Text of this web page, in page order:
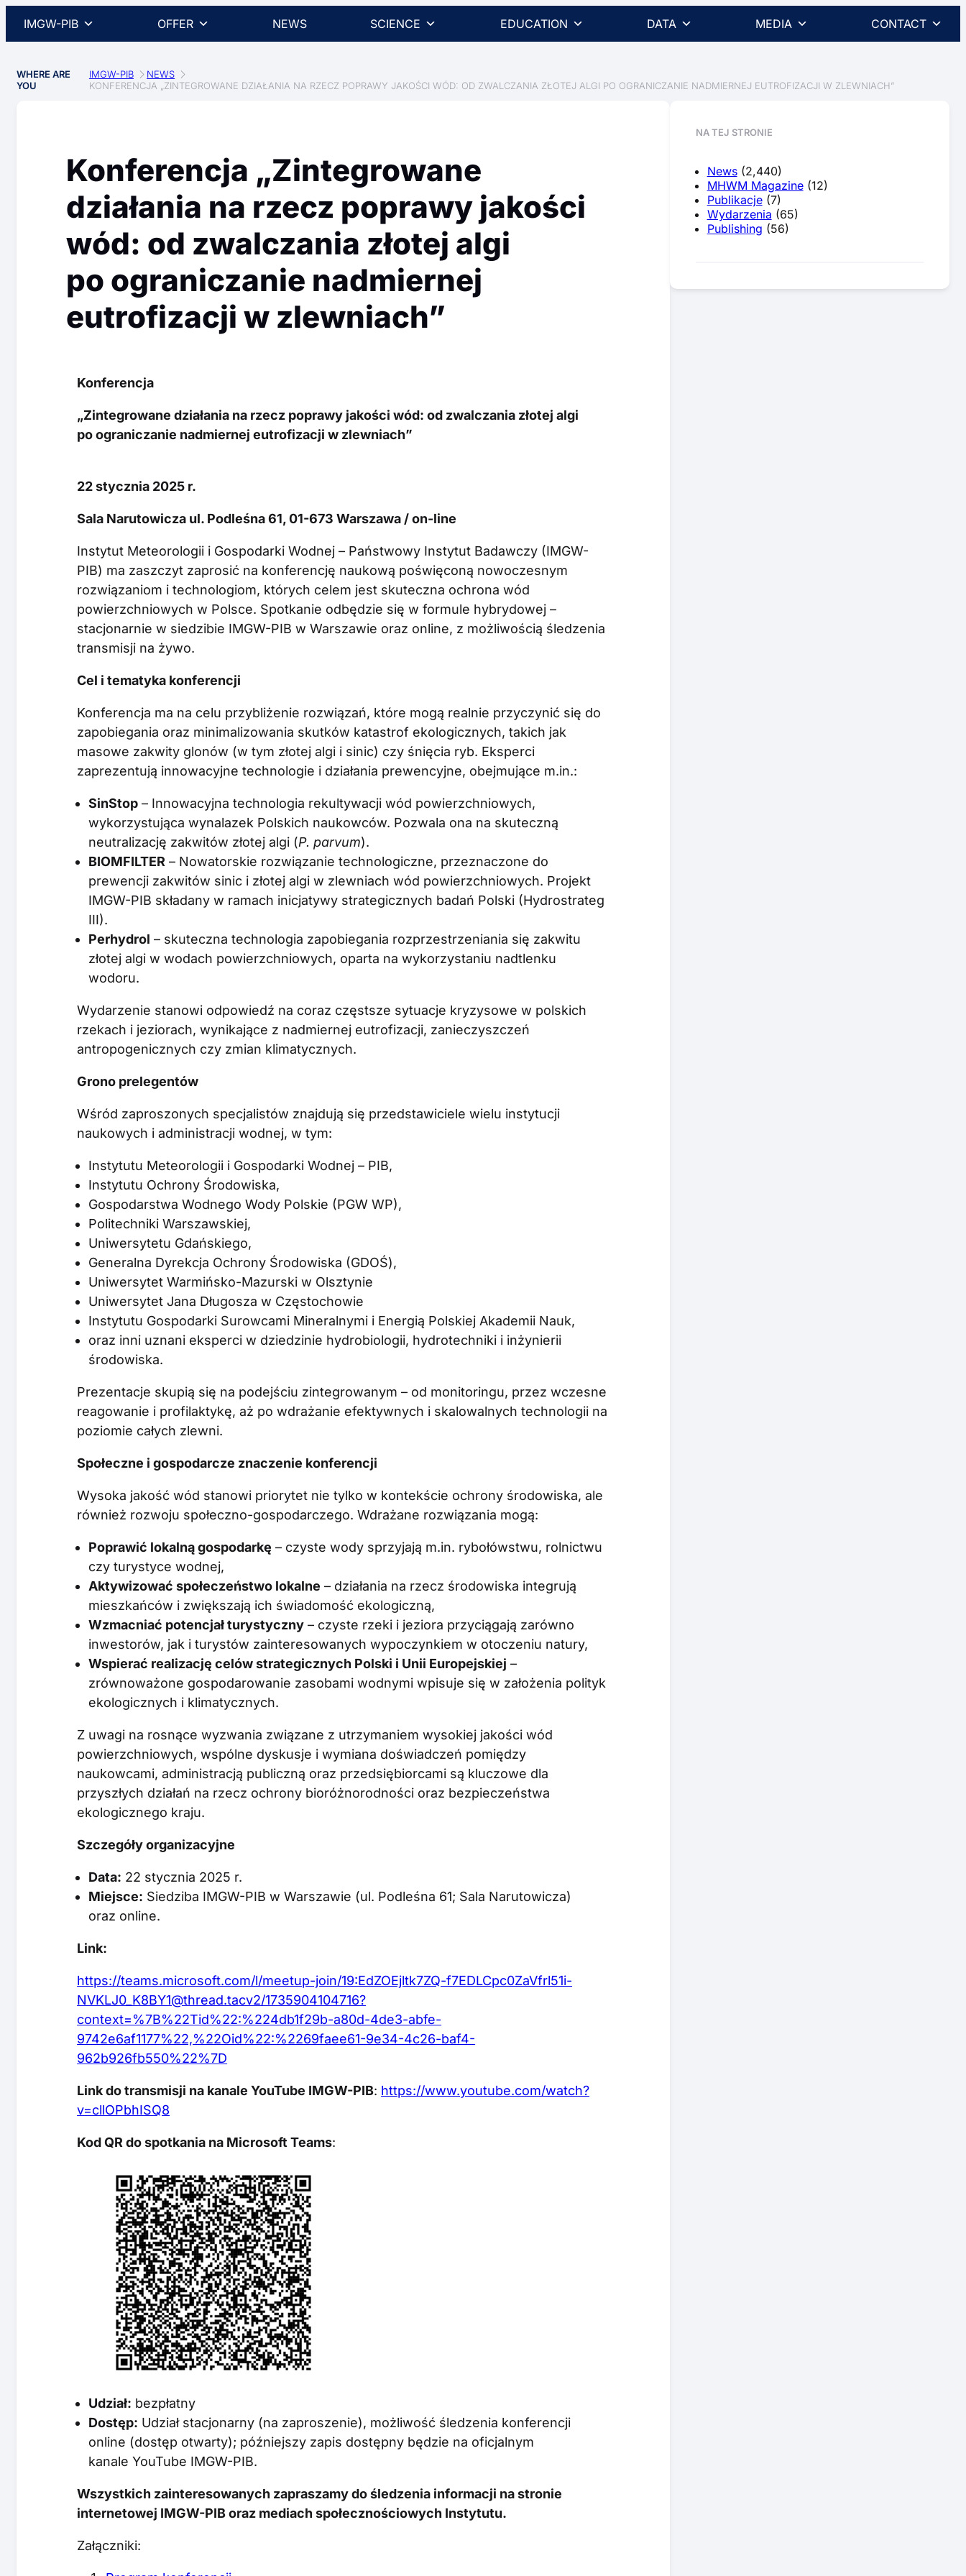
IMGW-PIB OFFER NEWS SCIENCE EDUCATION DATA MEDIA CONTACT
WHERE ARE
YOU
IMGW-PIB
NEWS
KONFERENCJA „ZINTEGROWANE DZIAŁANIA NA RZECZ POPRAWY JAKOŚCI WÓD: OD ZWALCZANIA ZŁOTEJ ALGI PO OGRANICZANIE NADMIERNEJ EUTROFIZACJI W ZLEWNIACH”
Konferencja „Zintegrowane
działania na rzecz poprawy jakości
wód: od zwalczania złotej algi
po ograniczanie nadmiernej
eutrofizacji w zlewniach”
Konferencja
„Zintegrowane działania na rzecz poprawy jakości wód: od zwalczania złotej algi
po ograniczanie nadmiernej eutrofizacji w zlewniach”
22 stycznia 2025 r.
Sala Narutowicza ul. Podleśna 61, 01-673 Warszawa / on-line
Instytut Meteorologii i Gospodarki Wodnej – Państwowy Instytut Badawczy (IMGW-
PIB) ma zaszczyt zaprosić na konferencję naukową poświęconą nowoczesnym
rozwiązaniom i technologiom, których celem jest skuteczna ochrona wód
powierzchniowych w Polsce. Spotkanie odbędzie się w formule hybrydowej –
stacjonarnie w siedzibie IMGW-PIB w Warszawie oraz online, z możliwością śledzenia
transmisji na żywo.
Cel i tematyka konferencji
Konferencja ma na celu przybliżenie rozwiązań, które mogą realnie przyczynić się do
zapobiegania oraz minimalizowania skutków katastrof ekologicznych, takich jak
masowe zakwity glonów (w tym złotej algi i sinic) czy śnięcia ryb. Eksperci
zaprezentują innowacyjne technologie i działania prewencyjne, obejmujące m.in.:
SinStop – Innowacyjna technologia rekultywacji wód powierzchniowych,
wykorzystująca wynalazek Polskich naukowców. Pozwala ona na skuteczną
neutralizację zakwitów złotej algi (P. parvum).
BIOMFILTER – Nowatorskie rozwiązanie technologiczne, przeznaczone do
prewencji zakwitów sinic i złotej algi w zlewniach wód powierzchniowych. Projekt
IMGW-PIB składany w ramach inicjatywy strategicznych badań Polski (Hydrostrateg
III).
Perhydrol – skuteczna technologia zapobiegania rozprzestrzeniania się zakwitu
złotej algi w wodach powierzchniowych, oparta na wykorzystaniu nadtlenku
wodoru.
Wydarzenie stanowi odpowiedź na coraz częstsze sytuacje kryzysowe w polskich
rzekach i jeziorach, wynikające z nadmiernej eutrofizacji, zanieczyszczeń
antropogenicznych czy zmian klimatycznych.
Grono prelegentów
Wśród zaproszonych specjalistów znajdują się przedstawiciele wielu instytucji
naukowych i administracji wodnej, w tym:
Instytutu Meteorologii i Gospodarki Wodnej – PIB,
Instytutu Ochrony Środowiska,
Gospodarstwa Wodnego Wody Polskie (PGW WP),
Politechniki Warszawskiej,
Uniwersytetu Gdańskiego,
Generalna Dyrekcja Ochrony Środowiska (GDOŚ),
Uniwersytet Warmińsko-Mazurski w Olsztynie
Uniwersytet Jana Długosza w Częstochowie
Instytutu Gospodarki Surowcami Mineralnymi i Energią Polskiej Akademii Nauk,
oraz inni uznani eksperci w dziedzinie hydrobiologii, hydrotechniki i inżynierii
środowiska.
Prezentacje skupią się na podejściu zintegrowanym – od monitoringu, przez wczesne
reagowanie i profilaktykę, aż po wdrażanie efektywnych i skalowalnych technologii na
poziomie całych zlewni.
Społeczne i gospodarcze znaczenie konferencji
Wysoka jakość wód stanowi priorytet nie tylko w kontekście ochrony środowiska, ale
również rozwoju społeczno-gospodarczego. Wdrażane rozwiązania mogą:
Poprawić lokalną gospodarkę – czyste wody sprzyjają m.in. rybołówstwu, rolnictwu
czy turystyce wodnej,
Aktywizować społeczeństwo lokalne – działania na rzecz środowiska integrują
mieszkańców i zwiększają ich świadomość ekologiczną,
Wzmacniać potencjał turystyczny – czyste rzeki i jeziora przyciągają zarówno
inwestorów, jak i turystów zainteresowanych wypoczynkiem w otoczeniu natury,
Wspierać realizację celów strategicznych Polski i Unii Europejskiej –
zrównoważone gospodarowanie zasobami wodnymi wpisuje się w założenia polityk
ekologicznych i klimatycznych.
Z uwagi na rosnące wyzwania związane z utrzymaniem wysokiej jakości wód
powierzchniowych, wspólne dyskusje i wymiana doświadczeń pomiędzy
naukowcami, administracją publiczną oraz przedsiębiorcami są kluczowe dla
przyszłych działań na rzecz ochrony bioróżnorodności oraz bezpieczeństwa
ekologicznego kraju.
Szczegóły organizacyjne
Data: 22 stycznia 2025 r.
Miejsce: Siedziba IMGW-PIB w Warszawie (ul. Podleśna 61; Sala Narutowicza)
oraz online.
Link:
https://teams.microsoft.com/l/meetup-join/19:EdZOEjltk7ZQ-f7EDLCpc0ZaVfrl51i-
NVKLJ0_K8BY1@thread.tacv2/1735904104716?
context=%7B%22Tid%22:%224db1f29b-a80d-4de3-abfe-
9742e6af1177%22,%22Oid%22:%2269faee61-9e34-4c26-baf4-
962b926fb550%22%7D
Link do transmisji na kanale YouTube IMGW-PIB: https://www.youtube.com/watch?
v=cllOPbhISQ8
Kod QR do spotkania na Microsoft Teams:
Udział: bezpłatny
Dostęp: Udział stacjonarny (na zaproszenie), możliwość śledzenia konferencji
online (dostęp otwarty); późniejszy zapis dostępny będzie na oficjalnym
kanale YouTube IMGW-PIB.
Wszystkich zainteresowanych zapraszamy do śledzenia informacji na stronie
internetowej IMGW-PIB oraz mediach społecznościowych Instytutu.
Załączniki:
NA TEJ STRONIE
News(2,440)
MHWM Magazine(12)
Publikacje(7)
Wydarzenia (65)
Publishing (56)